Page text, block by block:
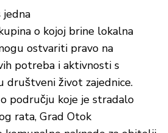
jedna
o kojoj brine lokalna
ostvariti pravo na
potreba i aktivnosti s
društveni život zajednice.
području koje je stradalo
rata, Grad Otok